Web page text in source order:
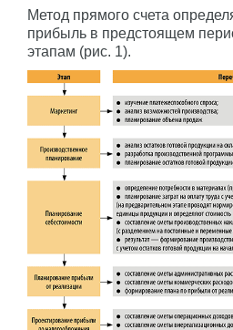
Метод прямого счета
прибыль в предстоящем
этапам (рис. 1).